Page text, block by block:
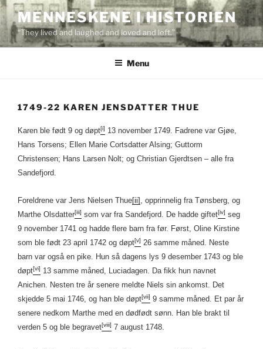
Skip
to
content
MENNESKENE I HISTORIEN
“They lived and laughed and loved and left.”
Menu
1749-22 KAREN JENSDATTER THUE
Karen ble født 9 og døpt[i] 13 november 1749. Fadrene var Gjøe,
Hans Torsens; Ellen Marie Cortsdatter Alsing; Guttorm
Christensen; Hans Larsen Nolt; og Christian Gjerdtsen – alle fra
Sandefjord.
Foreldrene var Jens Nielsen Thue[ii] , opprinnelig fra Tønsberg, og
Marthe Olsdatter[iii] som var fra Sandefjord. De hadde giftet[iv] seg
9 november 1741 og hadde flere barn fra før. Først, Oline Kirstine
som ble født 23 april 1742 og døpt[v] 26 samme måned. Neste
barn var også en pike. Hun så dagens lys 9 desember 1743 og ble
døpt[vi] 13 samme måned, Luciadagen. Da fikk hun navnet
Anichen. Nesten tre år senere meldte Niels sin ankomst. Det
skjedde 5 mai 1746, og han ble døpt[vii] 9 samme måned. Et par år
senere nedkom Marthe med en dødfødt sønn. Han ble brakt til
verden 5 og ble begravet[viii] 7 august 1748.